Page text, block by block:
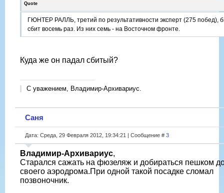
Quote
ГЮНТЕР РАЛЛЬ, третий по результативности эксперт (275 побед),
сбит восемь раз. Из них семь - на Восточном фронте.
Куда же он падал сбитый?
С уважением, Владимир-Архивариус.
Саня
Дата: Среда, 29 Февраля 2012, 19:34:21 | Сообщение # 3
Владимир-Архивариус,
Старался сажать на фюзеляж и добираться пешком
своего аэродрома.При одной такой посадке сломал
позвоночник.